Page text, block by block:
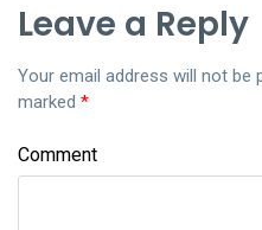
Leave a Reply
Your email address will not be
marked *
Comment